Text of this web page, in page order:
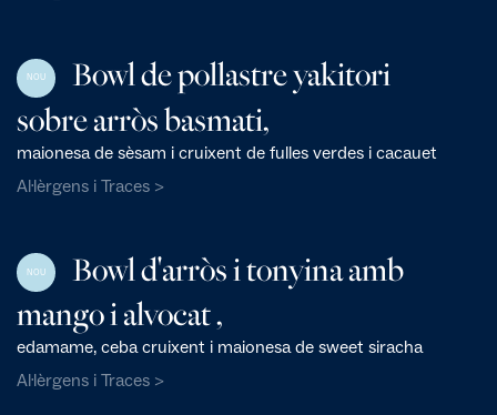
NOU
Bowl de pollastre yakitori
sobre arròs basmati,
maionesa de sèsam i cruixent de fulles verdes i cacauet
Al·lèrgens i Traces >
NOU
Bowl d'arròs i tonyina amb
mango i alvocat ,
edamame, ceba cruixent i maionesa de sweet siracha
Al·lèrgens i Traces >